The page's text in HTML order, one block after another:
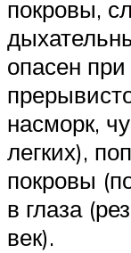
покровы,
опасен
насморк,
легких),
покровы
в глаза
век).